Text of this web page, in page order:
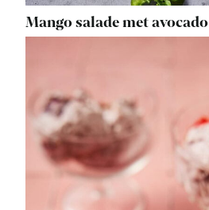
Mango salade met avocado